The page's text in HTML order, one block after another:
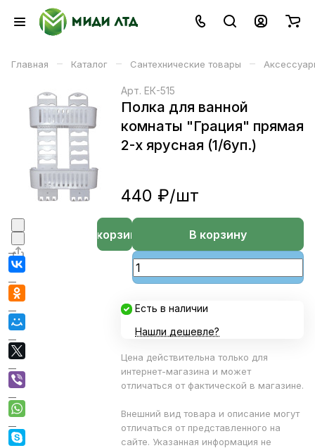
Главная – Каталог – Сантехнические товары –
Арт. ЕК-515
Полка для ванной
комнаты "Грация" прямая
2-х ярусная (1/6уп.)
440 ₽/шт
В корзину
В корзине
Есть в наличии
Нашли дешевле?
Цена действительна только для
интернет-магазина и может
отличаться от фактической в магазине.
Внешний вид товара и описание могут
отличаться от представленного на
сайте. Указанная информация не